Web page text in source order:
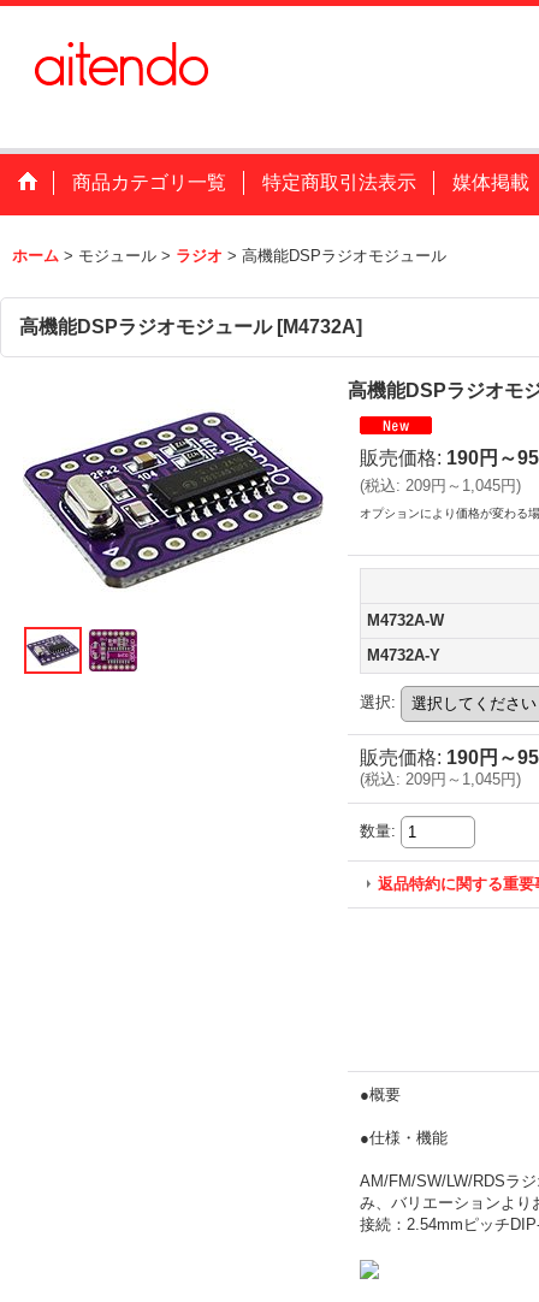
商品カテゴリ一覧 特定商取引法表示 媒体掲載
ホーム > モジュール > ラジオ > 高機能DSPラジオモジュール
高機能DSPラジオモジュール [M4732A]
高機能DSPラジオモ
販売価格: 190円～
(税込: 209円～1,045円)
オプションにより価格が変わる
M4732A-W
M4732A-Y
選択:
販売価格: 190円～
(税込: 209円～1,045円)
数量:
返品特約に関する重要
●概要
●仕様・機能
AM/FM/SW/LW/RDSラ
み、バリエーションより
接続：2.54mmピッチ